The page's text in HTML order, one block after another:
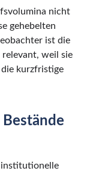
nicht
gehebelten
ist die
relevant, weil sie
die kurzfristige
institutionelle